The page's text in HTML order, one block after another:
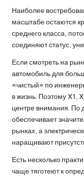
Наиболее
масштабе остаются
среднего класса,
соединяют статус,
Если смотреть на
автомобиль для
«чистый» по
в жизнь. Поэтому X1,
центре внимания. По
обеспечивает
рынках, а
наращивают
Есть несколько
чаще тяготеют к